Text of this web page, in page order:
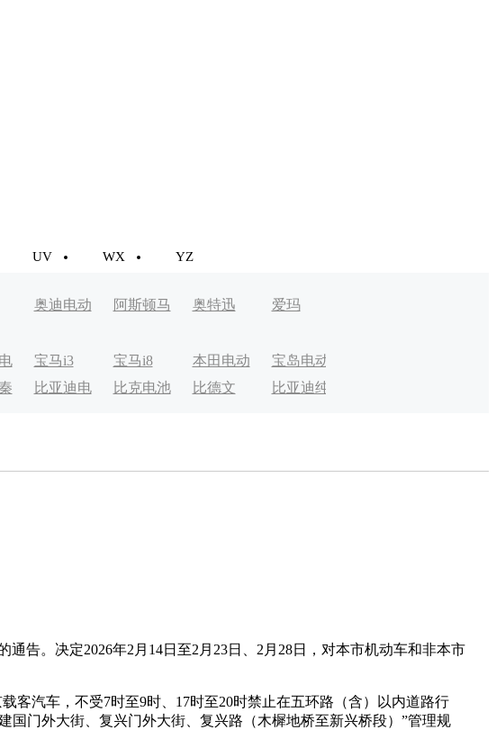
UV WX YZ
奥迪电动 阿斯顿马 奥特迅 爱玛
宝马i3 宝马i8 本田电动
车
宝岛电动
车
比亚迪电 比克电池 比德文 比亚迪纯
告。决定2026年2月14日至2月23日、2月28日，对本市机动车和非本市
客汽车，不受7时至9时、17时至20时禁止在五环路（含）以内道路行
门外大街、复兴门外大街、复兴路（木樨地桥至新兴桥段）”管理规